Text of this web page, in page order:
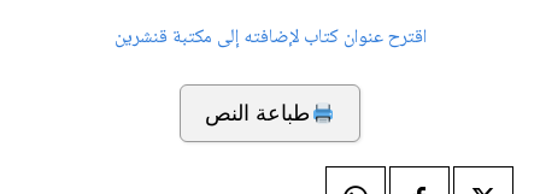
اقترح عنوان كتاب لإضافته إلى مكتبة قنشرين
طباعة النص